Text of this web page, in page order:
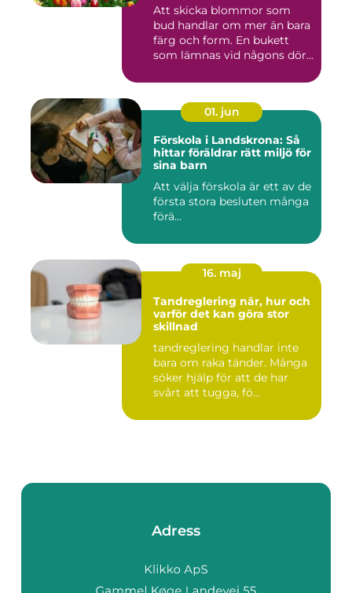
Att skicka blommor som
bud handlar om mer än bara
färg och form. En bukett
som lämnas vid någons dör...
01. jun
Förskola i Landskrona: Så
hittar föräldrar rätt miljö för
sina barn
Att välja förskola är ett av de
första stora besluten många
förä...
16. maj
Tandreglering när, hur och
varför det kan göra stor
skillnad
tandreglering handlar inte
bara om raka tänder. Många
söker hjälp för att de har
svårt att tugga, fö...
Adress